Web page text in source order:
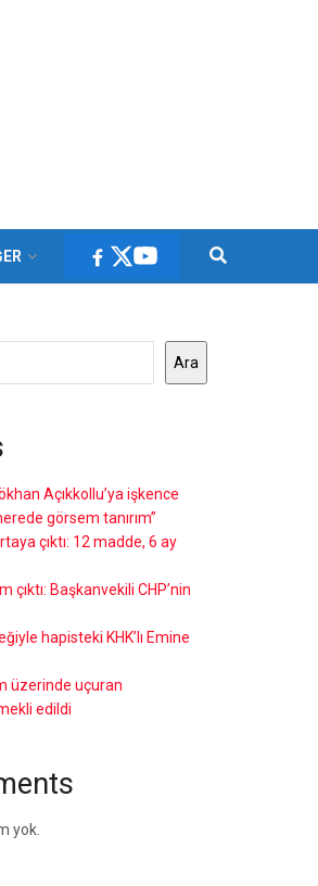
Ara
Açıkkollu’ya işkence
görsem tanırım”
çıktı: 12 madde, 6 ay
Başkanvekili CHP’nin
hapisteki KHK’lı Emine
üzerinde uçuran
edildi
yok.